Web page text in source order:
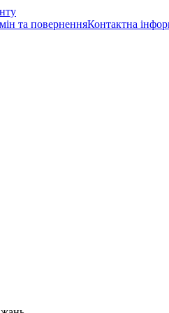
та поверненняКонтактна